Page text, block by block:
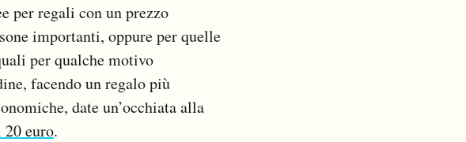
per regali con un prezzo
importanti, oppure per quelle
per qualche motivo
facendo un regalo più
date un’occhiata alla
euro.